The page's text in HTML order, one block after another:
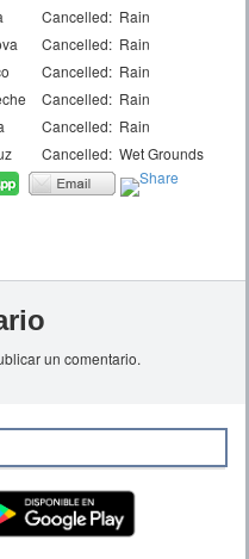
Cancelled: Rain
Cancelled: Rain
Cancelled: Rain
Cancelled: Rain
Cancelled: Rain
Cancelled: Wet Grounds
un comentario.